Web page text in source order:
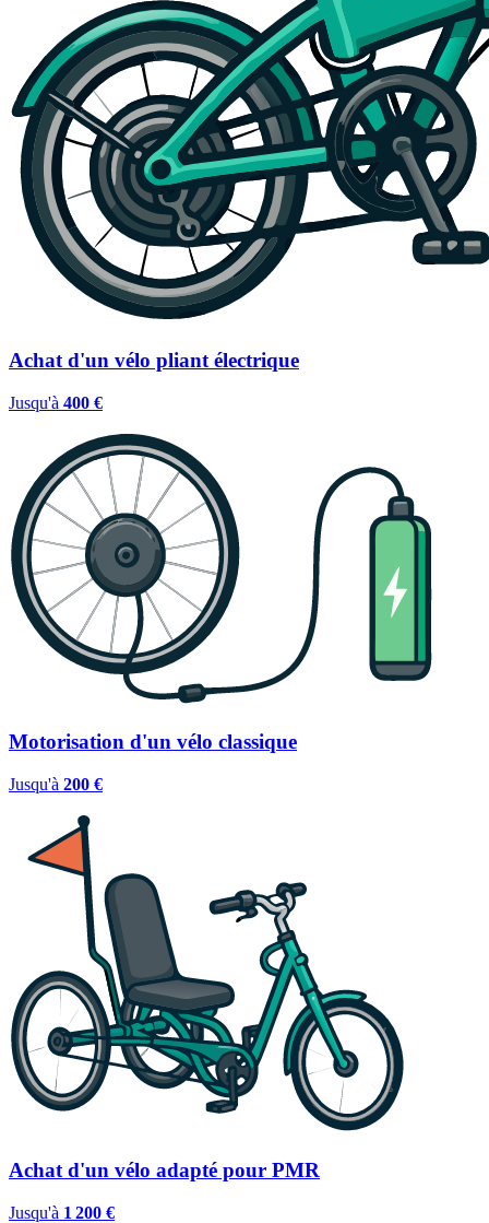
Achat d'un vélo pliant électrique
Jusqu'à 400 €
Motorisation d'un vélo classique
Jusqu'à 200 €
Achat d'un vélo adapté pour PMR
Jusqu'à 1 200 €